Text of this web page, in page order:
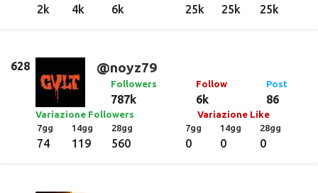
2k 4k 6k 25k 25k 25k
628 @noyz79
Followers
787k
Follow
6k
Post
86
Variazione Followers
7gg
74
14gg
119
28gg
560
Variazione Like
7gg
0
14gg
0
28gg
0